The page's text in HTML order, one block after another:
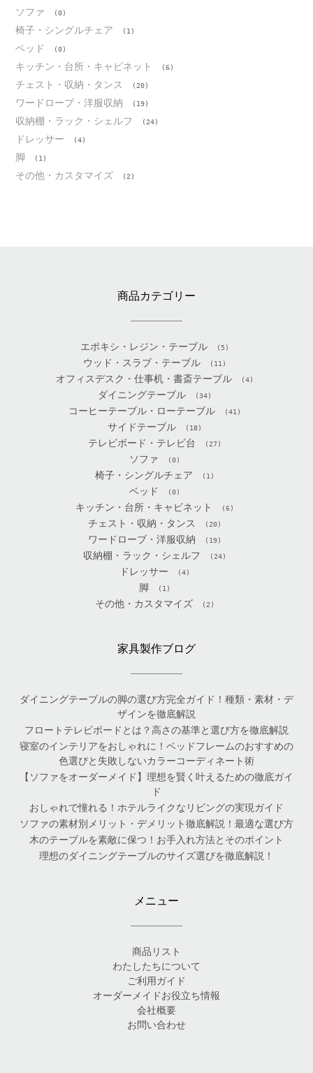
ソファ (0)
椅子・シングルチェア (1)
ベッド (0)
キッチン・台所・キャビネット (6)
チェスト・収納・タンス (20)
ワードローブ・洋服収納 (19)
収納棚・ラック・シェルフ (24)
ドレッサー (4)
脚 (1)
その他・カスタマイズ (2)
商品カテゴリー
エポキシ・レジン・テーブル (5)
ウッド・スラブ・テーブル (11)
オフィスデスク・仕事机・書斎テーブル (4)
ダイニングテーブル (34)
コーヒーテーブル・ローテーブル (41)
サイドテーブル (18)
テレビボード・テレビ台 (27)
ソファ (0)
椅子・シングルチェア (1)
ベッド (0)
キッチン・台所・キャビネット (6)
チェスト・収納・タンス (20)
ワードローブ・洋服収納 (19)
収納棚・ラック・シェルフ (24)
ドレッサー (4)
脚 (1)
その他・カスタマイズ (2)
家具製作ブログ
ダイニングテーブルの脚の選び方完全ガイド！種類・素材・デ
ザインを徹底解説
フロートテレビボードとは？高さの基準と選び方を徹底解説
寝室のインテリアをおしゃれに！ベッドフレームのおすすめの
色選びと失敗しないカラーコーディネート術
【ソファをオーダーメイド】理想を賢く叶えるための徹底ガイ
ド
おしゃれで憧れる！ホテルライクなリビングの実現ガイド
ソファの素材別メリット・デメリット徹底解説！最適な選び方
木のテーブルを素敵に保つ！お手入れ方法とそのポイント
理想のダイニングテーブルのサイズ選びを徹底解説！
メニュー
商品リスト
わたしたちについて
ご利用ガイド
オーダーメイドお役立ち情報
会社概要
お問い合わせ